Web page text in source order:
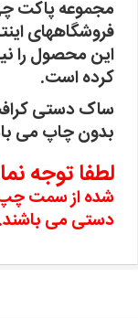
مجموعه پاکت چی
فروشگاههای
این محصول را
کرده است.
بدون چاپ می
لطفا توجه
شده از سمت چپ
دستی می باشند.